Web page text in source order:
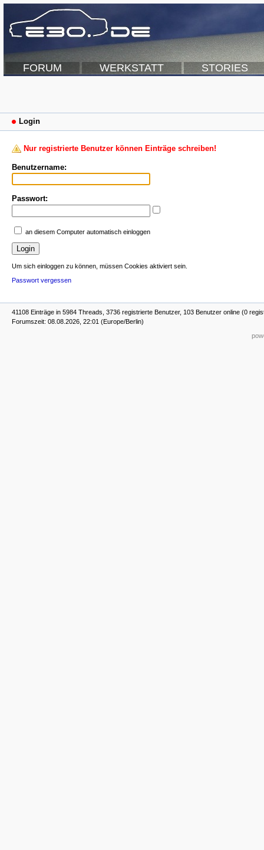
FORUM WERKSTATT STORIES
Login
Nur registrierte Benutzer können Einträge schreiben!
Benutzername:
Passwort:
an diesem Computer automatisch einloggen
Um sich einloggen zu können, müssen Cookies aktiviert sein.
Passwort vergessen
41108 Einträge in 5984 Threads, 3736 registrierte Benutzer, 103 Benutzer online (0
Forumszeit: 08.08.2026, 22:01 (Europe/Berlin)